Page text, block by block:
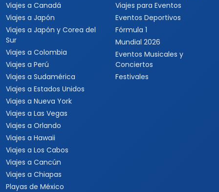
Viajes a Canadá
Viajes a Japón
Viajes a Japón y Corea del
Sur
Viajes a Colombia
Viajes a Perú
Viajes a Sudamérica
Viajes a Estados Unidos
Viajes a Nueva York
Viajes a Las Vegas
Viajes a Orlando
Viajes a Hawaii
Viajes a Los Cabos
Viajes a Cancún
Viajes a Chiapas
Playas de México
Viajes para Eventos
Eventos Deportivos
Fórmula 1
Mundial 2026
Eventos Musicales y
Conciertos
Festivales